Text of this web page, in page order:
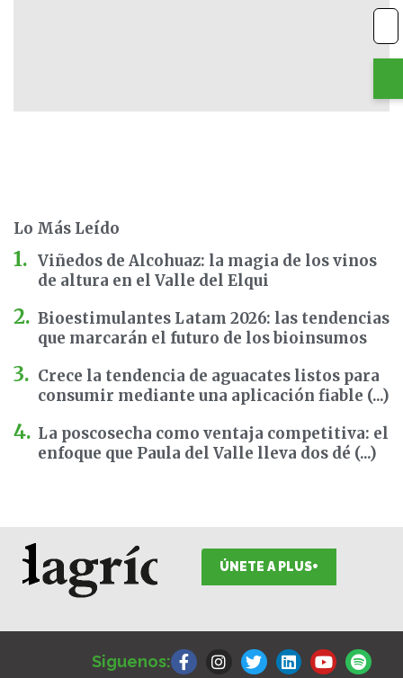
Lo Más Leído
Viñedos de Alcohuaz: la magia de los vinos
de altura en el Valle del Elqui
Bioestimulantes Latam 2026: las tendencias
que marcarán el futuro de los bioinsumos
Crece la tendencia de aguacates listos para
consumir mediante una aplicación fiable (...)
La poscosecha como ventaja competitiva: el
enfoque que Paula del Valle lleva dos dé (...)
ÚNETE A PLUS+
Siguenos:
F
a
c
I
n
s
T
w
i
L
i
n
Y
o
u
S
p
o